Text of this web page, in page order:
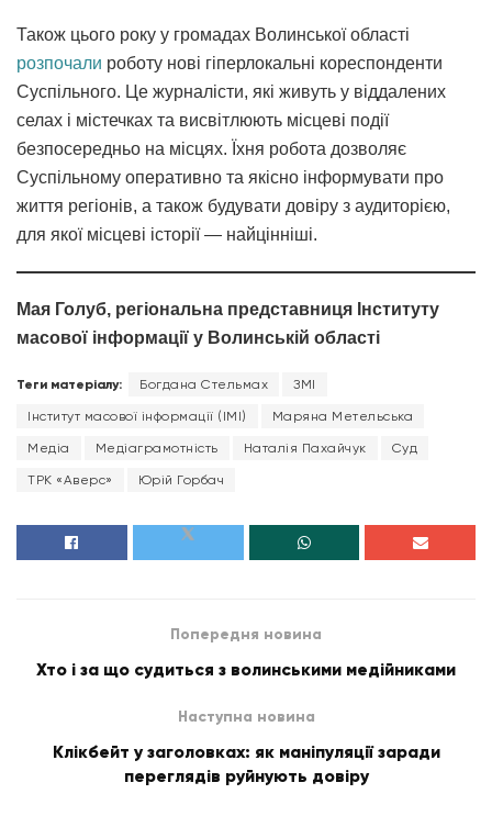
Також цього року у громадах Волинської області
розпочали роботу нові гіперлокальні кореспонденти
Суспільного. Це журналісти, які живуть у віддалених
селах і містечках та висвітлюють місцеві події
безпосередньо на місцях. Їхня робота дозволяє
Суспільному оперативно та якісно інформувати про
життя регіонів, а також будувати довіру з аудиторією,
для якої місцеві історії — найцінніші.
Мая Голуб, регіональна представниця Інституту
масової інформації у Волинській області
Теги матеріалу: Богдана Стельмах ЗМІ
Інститут масової інформації (ІМІ) Маряна Метельська
Медіа Медіаграмотність Наталія Пахайчук Суд
ТРК «Аверс» Юрій Горбач
Попередня новина
Хто і за що судиться з волинськими медійниками
Наступна новина
Клікбейт у заголовках: як маніпуляції заради
переглядів руйнують довіру